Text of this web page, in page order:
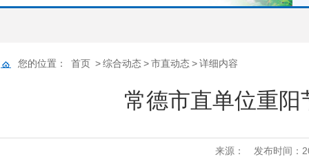
您的位置： 首页 >综合动态>市直动态>详细内容
常德市直单位重
来源： 发布时间：